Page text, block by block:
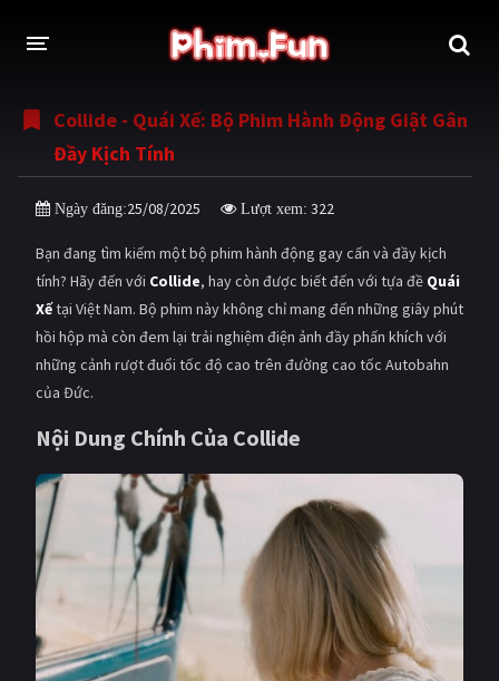
THỂ LOẠI
Thần thoại - Cổ trang Hành động
Tâm lý
Võ thuật - Kiếm hiệp Nhạc kịch
Kinh dị Tội phạm - Hình sự
Phiêu lưu Hài hước
Viễn tưởng
Hoạt hình Thể thao
Tình cảm - Lãng mạn
Giật gân Gia đình
Bí ẩn Lịch sử
Viễn Tây Tiểu sử
GameShow DramaTV
Collide - Quái Xế: Bộ Phim Hành Động Giật Gân
Đầy Kịch Tính
Ngày đăng:25/08/2025 Lượt xem: 322
Bạn đang tìm kiếm một bộ phim hành động gay cấn và đầy kịch
tính? Hãy đến với Collide, hay còn được biết đến với tựa đề Quái
Xếtại Việt Nam. Bộ phim này không chỉ mang đến những giây phút
hồi hộp mà còn đem lại trải nghiệm điện ảnh đầy phấn khích với
những cảnh rượt đuổi tốc độ cao trên đường cao tốc Autobahn
của Đức.
Nội Dung Chính Của Collide